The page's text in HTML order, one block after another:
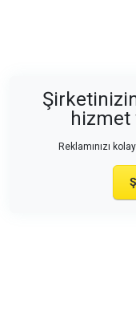
hizmet
Reklamınızı